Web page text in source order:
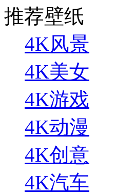
推荐壁纸
4K风景
4K美女
4K游戏
4K动漫
4K创意
4K汽车